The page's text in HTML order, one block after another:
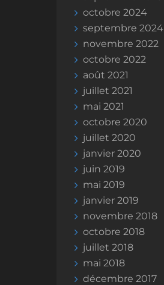
octobre 2024
septembre 2024
novembre 2022
octobre 2022
août 2021
juillet 2021
mai 2021
octobre 2020
juillet 2020
janvier 2020
juin 2019
mai 2019
janvier 2019
novembre 2018
octobre 2018
juillet 2018
mai 2018
décembre 2017